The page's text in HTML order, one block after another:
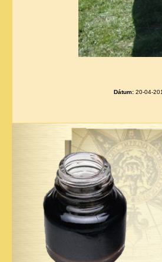
Dátum: 20-04-